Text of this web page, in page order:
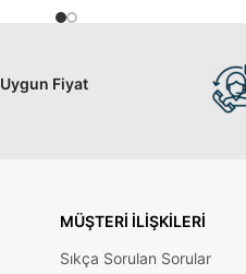
Uygun Fiyat
MÜŞTERI İLIŞKILERI
Sıkça Sorulan Sorular